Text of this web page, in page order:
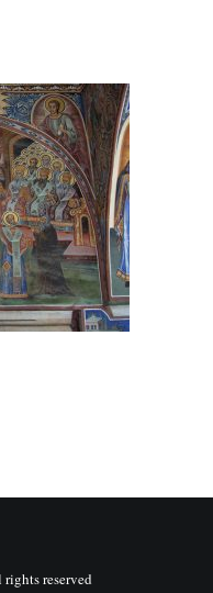
reserved